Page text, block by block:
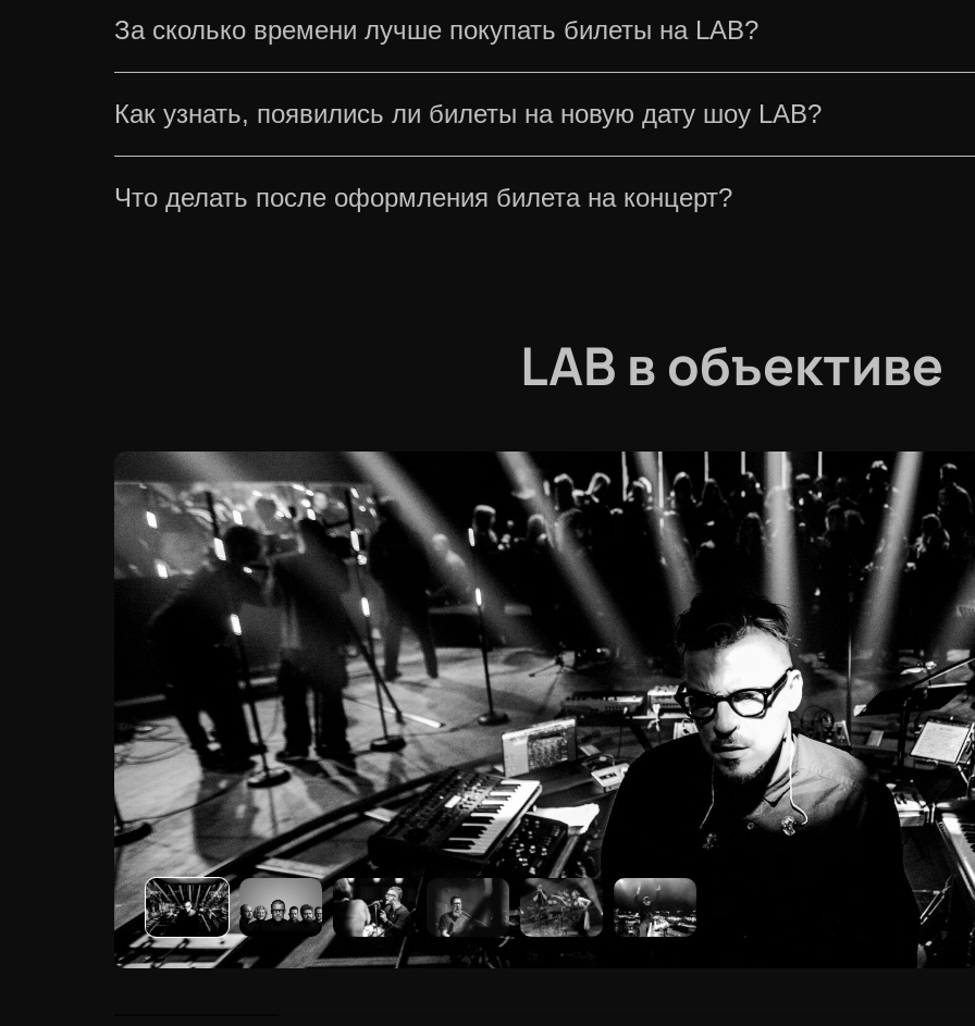
При выборе билетов ориентируйтесь на схему зала, представленную на
расположение секторов, рядов и мест, чтобы подобрать наиболее удобный
бюджетом и предпочтениями.
За сколько времени лучше покупать билеты на LAB?
Концерты проекта Антона Беляева пользуются высоким спросом, поэтому
задолго до даты проведения. Если вы хотите широкий выбор мест, рекомендуем
открытия продаж.
Как узнать, появились ли билеты на новую дату шоу LAB?
Расписание выступлений регулярно обновляется. Как только организаторы
о них появляется на странице мероприятия. Следите за обновлениями, чтобы не
Что делать после оформления билета на концерт?
LAB в объективе